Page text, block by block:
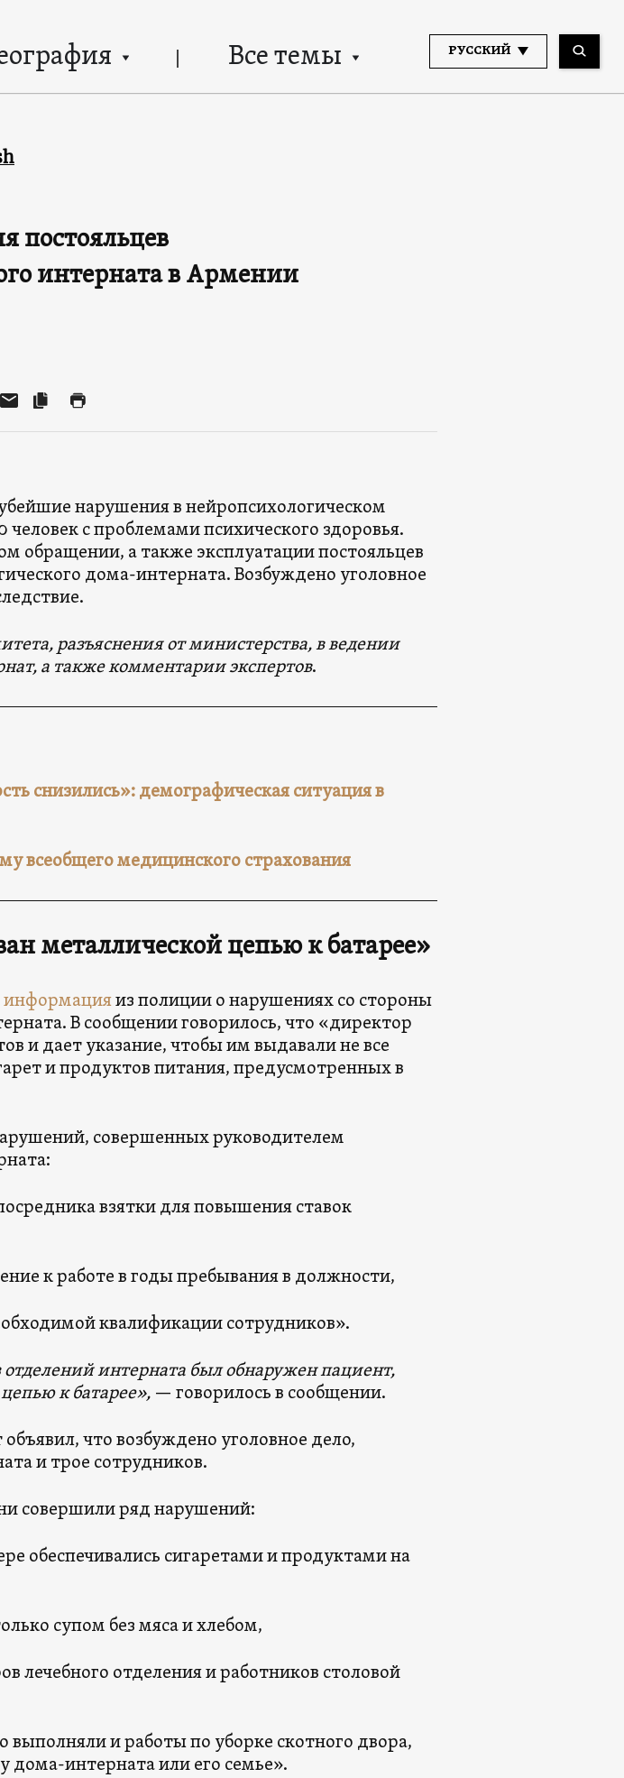
Все темы РУССКИЙ
постояльцев
интерната в Армении
нарушения в нейропсихологическом
человек с проблемами психического здоровья.
обращении, а также эксплуатации постояльцев
дома-интерната. Возбуждено уголовное
разъяснения от министерства, в ведении
а также комментарии экспертов.
снизились»: демографическая ситуация в
всеобщего медицинского страхования
металлической цепью к батарее»
информацияиз полиции о нарушениях со стороны
В сообщении говорилось, что «директор
и дает указание, чтобы им выдавали не все
и продуктов питания, предусмотренных в
совершенных руководителем
взятки для повышения ставок
к работе в годы пребывания в должности,
квалификации сотрудников».
отделений интерната был обнаружен пациент,
к батарее», — говорилось в сообщении.
что возбуждено уголовное дело,
и трое сотрудников.
совершили ряд нарушений:
обеспечивались сигаретами и продуктами на
супом без мяса и хлебом,
лечебного отделения и работников столовой
выполняли и работы по уборке скотного двора,
интерната или его семье».